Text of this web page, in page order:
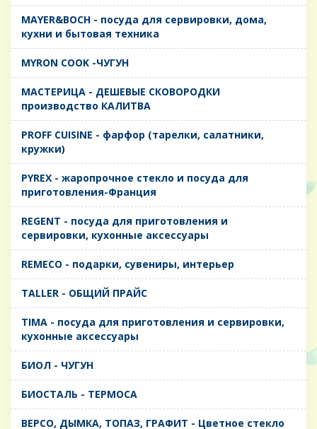
MAYER&BOCH - посуда для сервировки, дома,
кухни и бытовая техника
MYRON COOK -ЧУГУН
MАСТЕРИЦА - ДЕШЕВЫЕ СКОВОРОДКИ
производство КАЛИТВА
PROFF CUISINE - фарфор (тарелки, салатники,
кружки)
PYREX - жаропрочное стекло и посуда для
приготовления-Франция
REGENT - посуда для приготовления и
сервировки, кухонные аксессуары
REMECO - подарки, сувениры, интерьер
TALLER - ОБЩИЙ ПРАЙС
TIMA - посуда для приготовления и сервировки,
кухонные аксессуары
БИОЛ - ЧУГУН
БИОСТАЛЬ - ТЕРМОСА
ВЕРСО, ДЫМКА, ТОПАЗ, ГРАФИТ - Цветное стекло